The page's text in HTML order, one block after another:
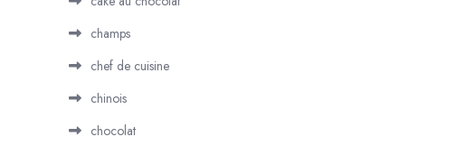
champs
chef de cuisine
chinois
chocolat